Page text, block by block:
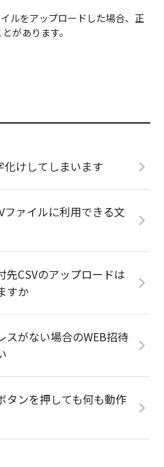
ルをアップロードした場合、正
があります。
化けしてしまいます
ファイルに利用できる文
先CSVのアップロードは
すか
スがない場合のWEB招待
タンを押しても何も動作